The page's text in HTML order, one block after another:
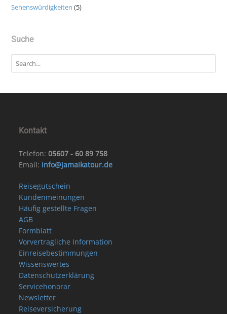
Sehenswürdigkeiten (5)
Suche
Kontakt
Telefon:05607 - 60 89 758
Email: info@jamaikatour.de
Reisegutschein
Kundenmeinungen
Häufig gestellte Fragen
AGB
Formblatt
Vorvertragliche Information
Einreisebestimmungen
Wissenswertes
Datenschutzerklärung
Servicehonorar
Newsletter
Reiseversicherung